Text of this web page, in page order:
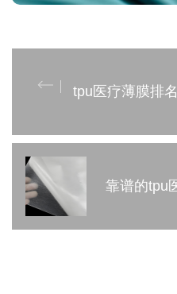
tpu医疗薄膜排
靠谱的tpu